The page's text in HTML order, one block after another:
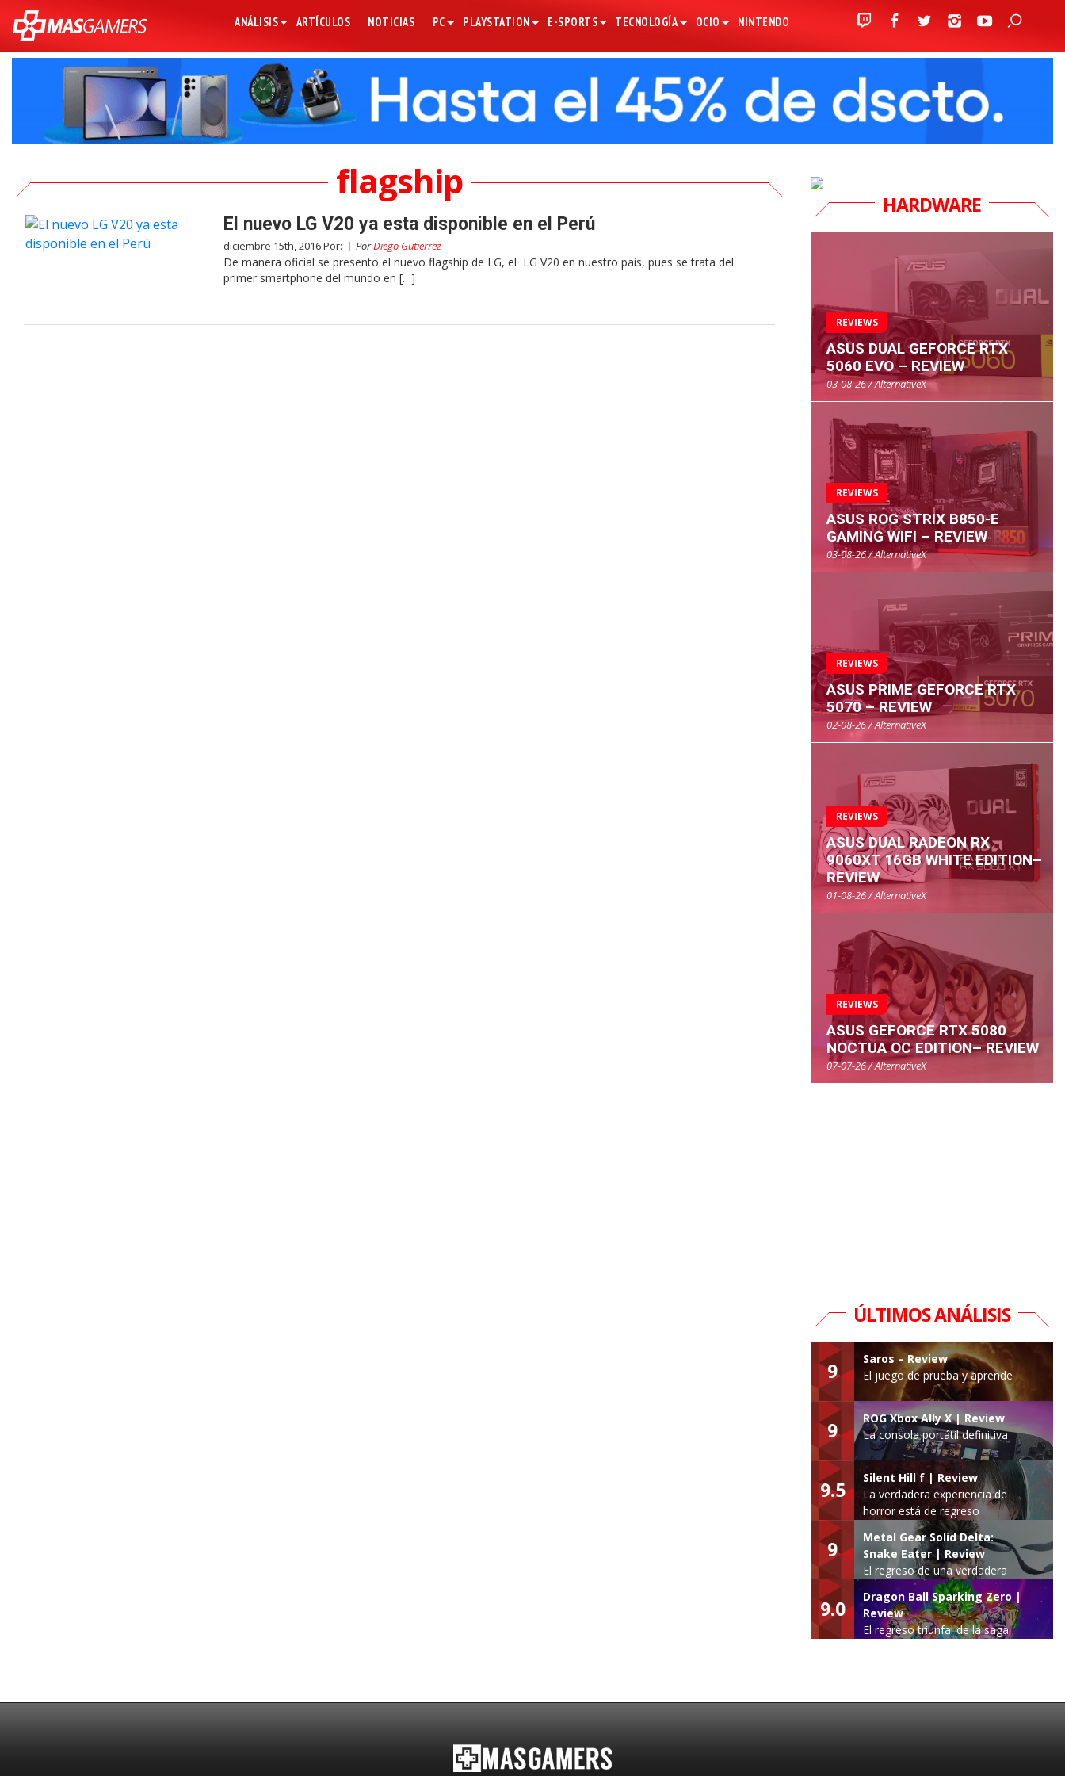
ANÁLISIS ARTÍCULOS NOTICIAS PC PLAYSTATION E-SPORTS TECNOLOGÍA OCIO NINTENDO
flagship
El nuevo LG V20 ya esta disponible en el Perú
diciembre 15th, 2016 Por: PorDiego Gutierrez
De manera oficial se presento el nuevo flagship de LG, el LG V20 en nuestro país, pues se trata del
primer smartphone del mundo en […]
HARDWARE
REVIEWS
ASUS DUAL GEFORCE RTX
5060 EVO – REVIEW
03-08-26 / AlternativeX
REVIEWS
ASUS ROG STRIX B850-E
GAMING WIFI – REVIEW
03-08-26 / AlternativeX
REVIEWS
ASUS PRIME GEFORCE RTX
5070 – REVIEW
02-08-26 / AlternativeX
REVIEWS
ASUS DUAL RADEON RX
9060XT 16GB WHITE EDITION–
REVIEW
01-08-26 / AlternativeX
REVIEWS
ASUS GEFORCE RTX 5080
NOCTUA OC EDITION– REVIEW
07-07-26 / AlternativeX
ÚLTIMOS ANÁLISIS
9
Saros – Review
El juego de prueba y aprende
9
ROG Xbox Ally X | Review
La consola portátil definitiva
9.5
Silent Hill f | Review
La verdadera experiencia de
horror está de regreso
9
Metal Gear Solid Delta:
Snake Eater | Review
El regreso de una verdadera
leyenda
9.0
Dragon Ball Sparking Zero |
Review
El regreso triunfal de la saga